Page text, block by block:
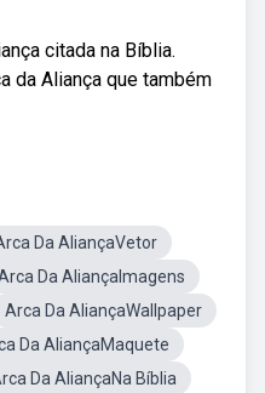
citada na Bíblia.
da Aliança que também
Da AliançaVetor
Da AliançaImagens
Arca Da AliançaWallpaper
Da AliançaMaquete
Da AliançaNa Bíblia